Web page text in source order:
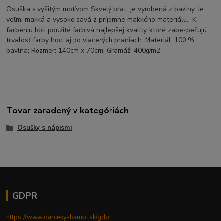
Osuška s vyšitým motívom Skvelý brat je vyrobená z bavlny. Je
veľmi mäkká a vysoko savá z príjemne mäkkého materiálu. K
farbeniu boli použité farbivá najlepšej kvality, ktoré zabezpečujú
trvalosť farby hoci aj po viacerých praniach. Materiál: 100 %
bavlna; Rozmer: 140cm x 70cm; Gramáž: 400g/m2
Tovar zaradený v kategóriách
Osušky s nápismi
GDPR
https://www.darceky-bambi.sk/gdpr